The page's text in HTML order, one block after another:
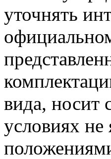
уточнять
вида, носит
условиях не